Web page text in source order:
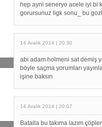
hep ayni seneryo acele iyi bi
gorursunuz ligk sonu_ bu
14 Aralık 2014 | 20:30
abi adam holmeni sat demiş
böyle saçma yorumları
işine baksın
14 Aralık 2014 | 20:07
Batalla bu takıma lazım